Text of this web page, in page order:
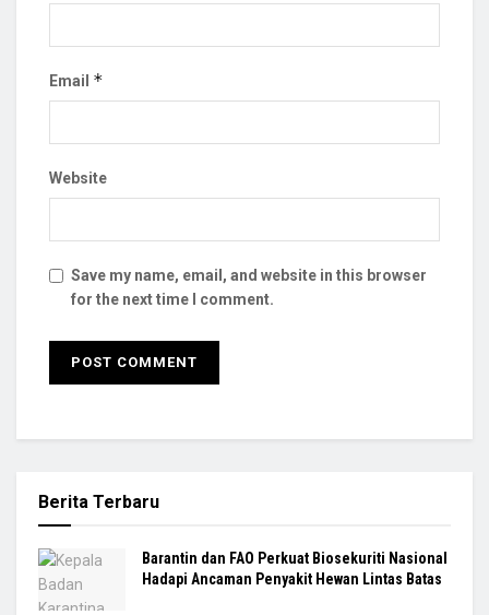
Email *
Website
Save my name, email, and website in this browser
for the next time I comment.
Berita Terbaru
Barantin dan FAO Perkuat Biosekuriti Nasional
Hadapi Ancaman Penyakit Hewan Lintas Batas